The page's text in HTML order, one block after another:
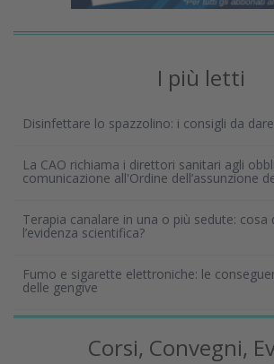
I più letti
Disinfettare lo spazzolino: i consigli da
La CAO richiama i direttori sanitari agli
comunicazione all'Ordine dell’assunzione
Terapia canalare in una o più sedute: cosa
l’evidenza scientifica?
Fumo e sigarette elettroniche: le
delle gengive
Corsi, Convegni,